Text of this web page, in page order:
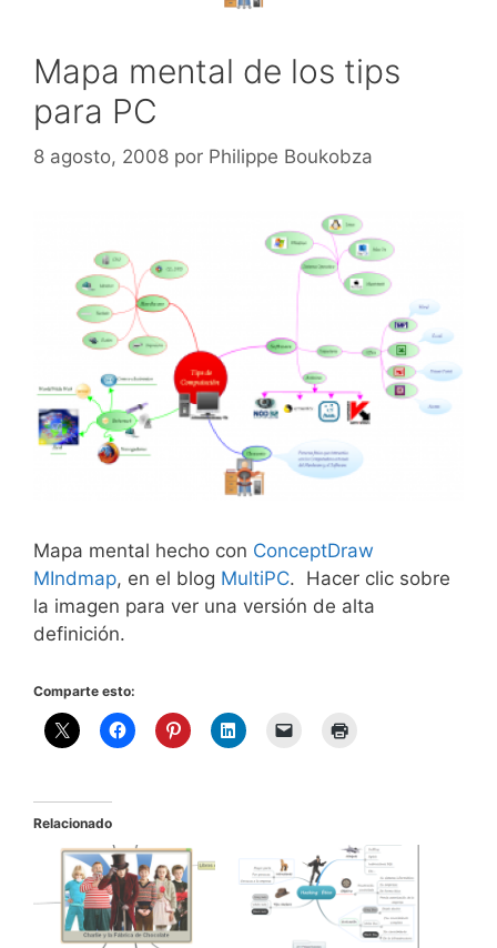
Mapa mental de los tips
para PC
8 agosto, 2008 por Philippe Boukobza
Mapa mental hecho con ConceptDraw
MIndmap, en el blog MultiPC. Hacer clic sobre
la imagen para ver una versión de alta
definición.
Comparte esto:
Relacionado